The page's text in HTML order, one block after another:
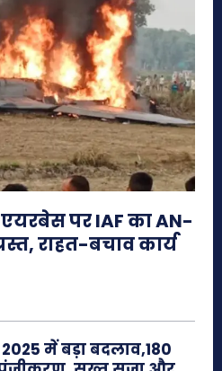
पर IAF का AN-
राहत-बचाव कार्य
में बड़ा बदलाव,180